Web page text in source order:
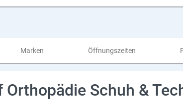
Marken Öffnungszeiten
Orthopädie Schuh &